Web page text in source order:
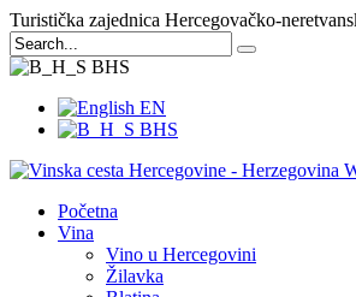
Turistička zajednica Hercegovačko-
BHS
EN
BHS
Početna
Vina
Vino u Hercegovini
Žilavka